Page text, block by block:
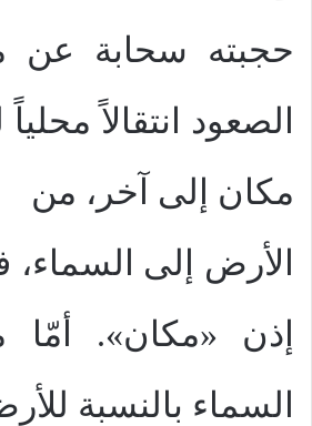
حجبته سحابة عن
الصعود انتقالاً
مكان إلى آخر، من
الأرض إلى
إذن «مكان». أمّا
السماء بالنسبة